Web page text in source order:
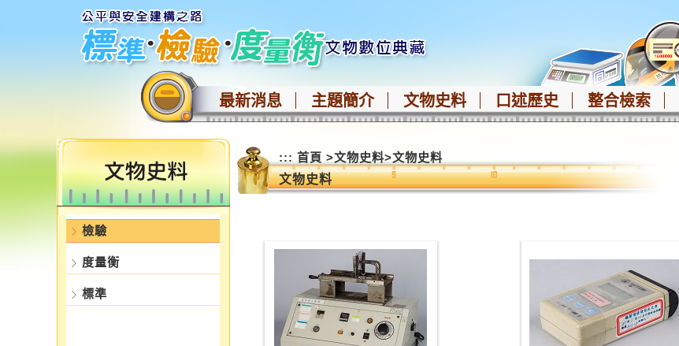
最新消息 主題簡介 文物史料 口述歷史 整合檢索
:::
檢驗
度量衡
標準
::: 首頁 >文物史料>文物史料
文物史料